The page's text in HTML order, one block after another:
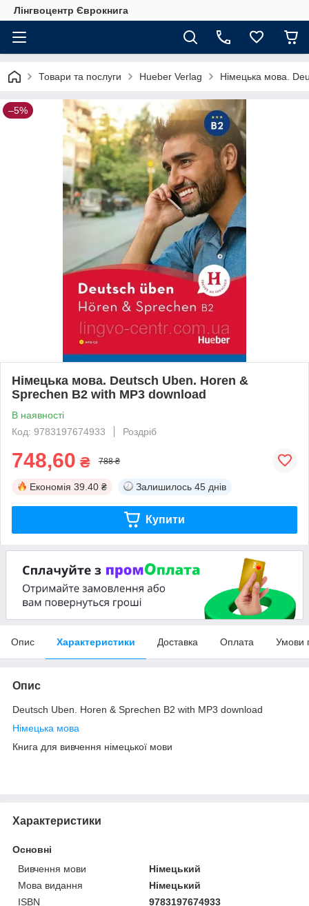
Лінгвоцентр Єврокнига
Товари та послуги Hueber Verlag Німецька мова.
–5%
Німецька мова. Deutsch Uben. Horen &
Sprechen B2 with MP3 download
В наявності
Код: 9783197674933
Роздріб
748,60 ₴ 788 ₴
Економія 39.40 ₴ Залишилось 45 днів
Купити
Опис Характеристики Доставка Оплата Умови
Опис
Deutsch Uben. Horen & Sprechen B2 with MP3 download
Німецька мова
Книга для вивчення німецької мови
Характеристики
Основні
Вивчення мови
Німецький
Мова видання
Німецький
ISBN
9783197674933